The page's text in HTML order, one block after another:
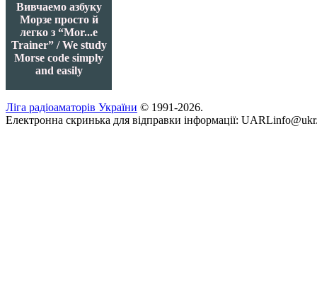
Вивчаемо азбуку
Морзе просто й
легко з “Mor...e
Trainer” / We study
Morse code simply
and easily
Ліга радіоаматорів України © 1991-2026.
Електронна скринька для відправки інформації: